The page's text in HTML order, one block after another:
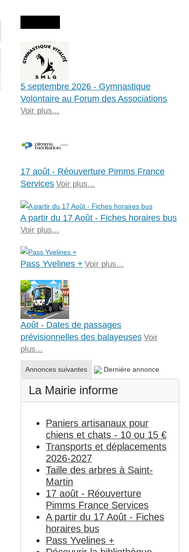
5 septembre 2026 - Gymnastique
Volontaire au Forum des Associations
Voir plus...
17 août - Réouverture Pimms France
Services Voir plus...
A partir du 17 Août - Fiches horaires bus
Voir plus...
Pass Yvelines + Voir plus...
Août - Dates de passages
prévisionnelles des balayeuses Voir
plus...
Annonces suivantes Dernière annonce
La Mairie informe
Paniers artisanaux pour
chiens et chats - 10 ou 15 €
Transports et déplacements
2026-2027
Taille des arbres à Saint-
Martin
17 août - Réouverture
Pimms France Services
A partir du 17 Août - Fiches
horaires bus
Pass Yvelines +